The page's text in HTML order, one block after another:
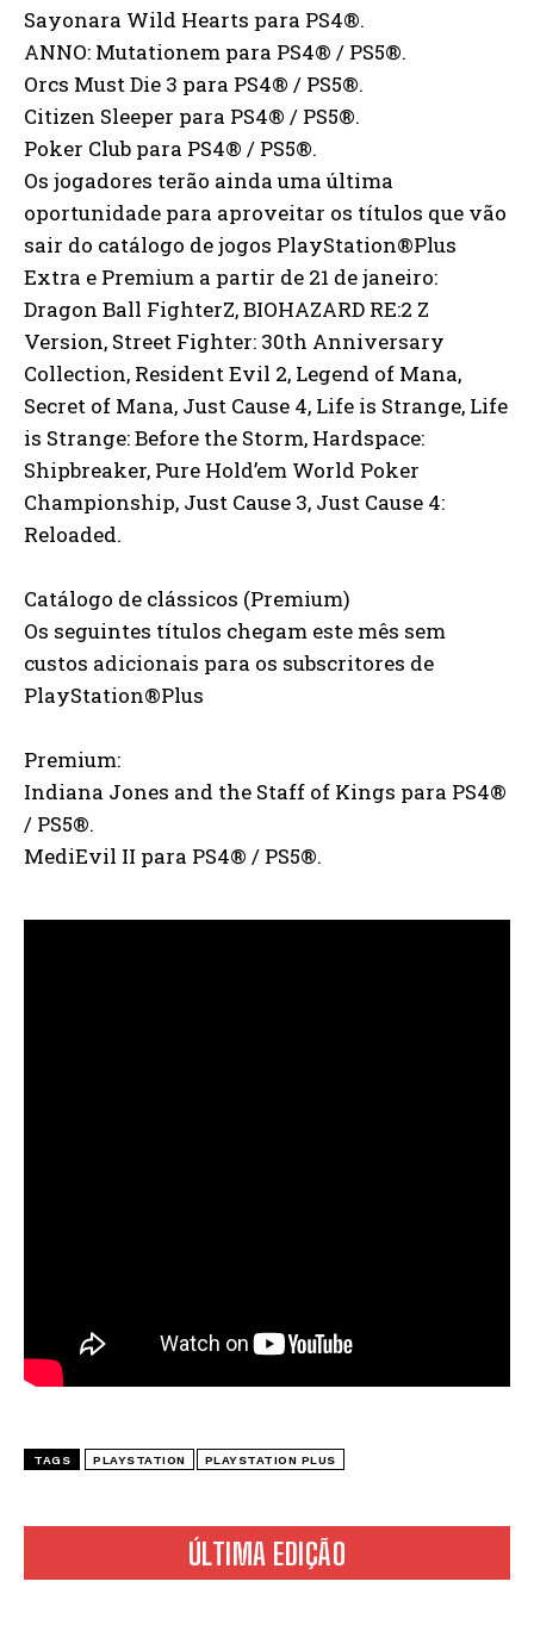
ÚLTIMA EDIÇÃO
Sayonara Wild Hearts para PS4®.
ANNO: Mutationem para PS4® / PS5®.
Orcs Must Die 3 para PS4® / PS5®.
Citizen Sleeper para PS4® / PS5®.
Poker Club para PS4® / PS5®.
Os jogadores terão ainda uma última
oportunidade para aproveitar os títulos que vão
sair do catálogo de jogos PlayStation®Plus
Extra e Premium a partir de 21 de janeiro:
Dragon Ball FighterZ, BIOHAZARD RE:2 Z
Version, Street Fighter: 30th Anniversary
Collection, Resident Evil 2, Legend of Mana,
Secret of Mana, Just Cause 4, Life is Strange, Life
is Strange: Before the Storm, Hardspace:
Shipbreaker, Pure Hold’em World Poker
Championship, Just Cause 3, Just Cause 4:
Reloaded.
Catálogo de clássicos (Premium)
Os seguintes títulos chegam este mês sem
custos adicionais para os subscritores de
PlayStation®Plus
Premium:
Indiana Jones and the Staff of Kings para PS4®
/ PS5®.
MediEvil II para PS4® / PS5®.
TAGS PLAYSTATION PLAYSTATION PLUS